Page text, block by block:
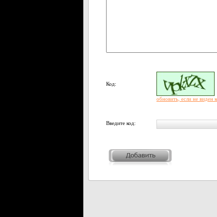
Код:
обновить, если не виден
Введите код: